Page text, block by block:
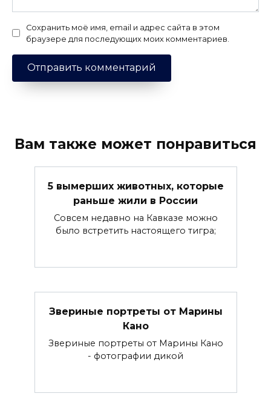
Сохранить моё имя, email и адрес сайта в этом
браузере для последующих моих комментариев.
Вам также может понравиться
5 вымерших животных, которые
раньше жили в России
Совсем недавно на Кавказе можно
было встретить настоящего тигра;
Звериные портреты от Марины
Кано
Звериные портреты от Марины Кано
- фотографии дикой